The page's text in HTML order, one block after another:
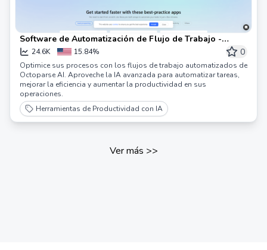
Software de Automatización de Flujo de Trabajo -
Octoparse AI
24.6K 15.84% 0
Optimice sus procesos con los flujos de trabajo automatizados de
Octoparse AI. Aproveche la IA avanzada para automatizar tareas,
mejorar la eficiencia y aumentar la productividad en sus
operaciones.
Herramientas de Productividad con IA
Ver más >>